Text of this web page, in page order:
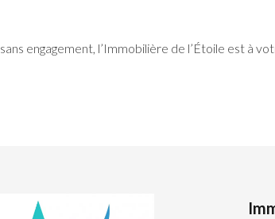
sans engagement, l’Immobilière de l’Étoile est à